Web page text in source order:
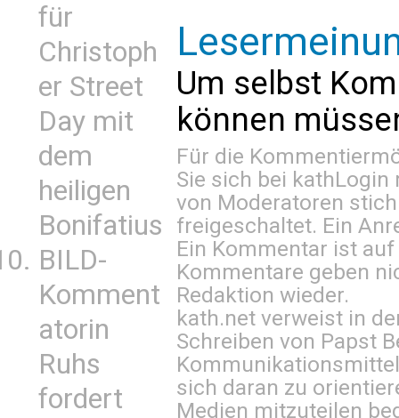
für
Christoph
er Street
Day mit
dem
heiligen
Bonifatius
BILD-
Komment
atorin
Ruhs
fordert
Um selbst
können
Für die
Sie sich bei kathLogin
von Moderatoren
freigeschaltet. Ein
Ein Kommentar ist
Kommentare geben
Redaktion wieder.
kath.net verweist in
Schreiben von Papst
sich daran zu
Medien mitzuteilen